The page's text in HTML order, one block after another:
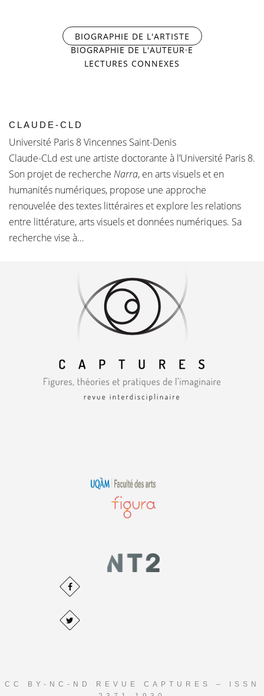
BIOGRAPHIE DE L'ARTISTE (ONGLET ACTIF)
BIOGRAPHIE DE L'AUTEUR·E
LECTURES CONNEXES
CLAUDE-CLD
Université Paris 8 Vincennes Saint-Denis
Claude-CLd est une artiste doctorante à l’Université Paris 8.
Son projet de recherche Narra, en arts visuels et en
humanités numériques, propose une approche
renouvelée des textes littéraires et explore les relations
entre littérature, arts visuels et données numériques. Sa
recherche vise à…
CC BY-NC-ND REVUE CAPTURES – ISSN